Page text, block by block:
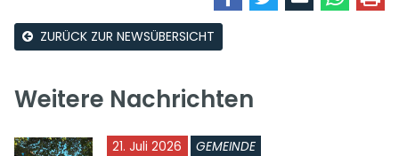
ZURÜCK ZUR NEWSÜBERSICHT
Weitere Nachrichten
21. Juli 2026 GEMEINDE